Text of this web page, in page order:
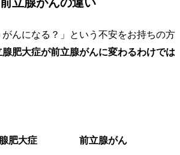
がんになる？」という不安をお持ちの方
腺肥大症が前立腺がんに変わるわけでは
肥大症 前立腺がん